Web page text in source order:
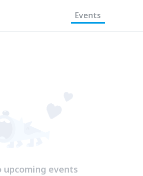
Events
upcoming events